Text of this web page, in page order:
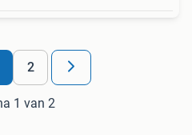
2
1 van 2